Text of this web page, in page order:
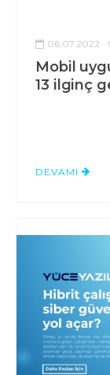
06.07.2022
Mobil
13 ilginç
DEVAMI